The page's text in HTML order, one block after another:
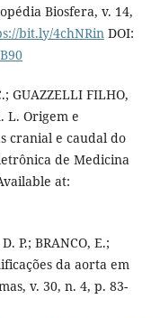
Biosfera, v. 14,
bit.ly/4chNRinDOI:
GUAZZELLI FILHO,
L. Origem e
cranial e caudal do
de Medicina
at:
P.; BRANCO, E.;
da aorta em
v. 30, n. 4, p. 83-